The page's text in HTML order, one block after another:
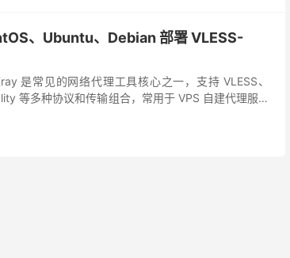
、Ubuntu、Debian 部署 VLESS-
是常见的网络代理工具核心之一，支持 VLESS、
等多种协议和传输组合，常用于 VPS 自建代理服务